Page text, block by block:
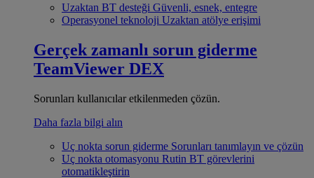
Uzaktan BT desteği Güvenli, esnek, entegre
Operasyonel teknoloji Uzaktan atölye erişimi
Gerçek zamanlı sorun giderme
TeamViewer DEX
Sorunları kullanıcılar etkilenmeden çözün.
Daha fazla bilgi alın
Uç nokta sorun giderme Sorunları tanımlayın ve çözün
Uç nokta otomasyonu Rutin BT görevlerini
otomatikleştirin